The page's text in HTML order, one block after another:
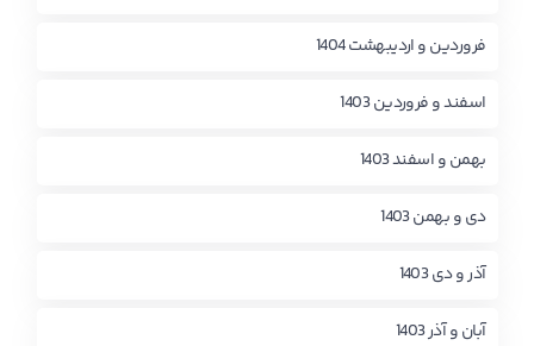
فروردین و اردیبهشت 1404
اسفند و فروردین 1403
بهمن و اسفند 1403
دی و بهمن 1403
آذر و دی 1403
آبان و آذر 1403